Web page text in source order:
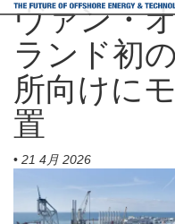
ヴァン・
ランド初
所向けに
置
• 21 4月 2026